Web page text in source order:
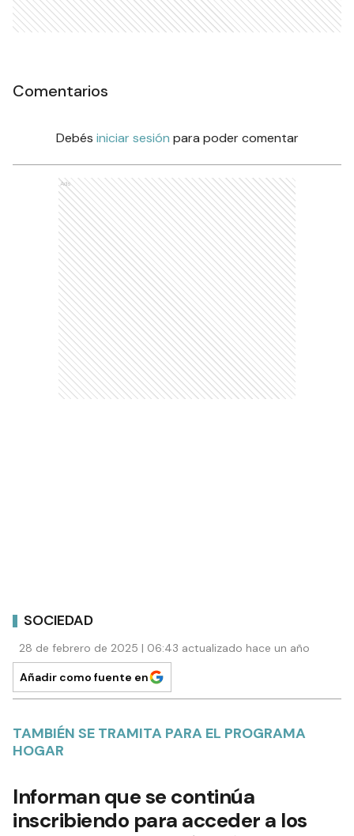
Comentarios
Debés iniciar sesión para poder comentar
Ads
SOCIEDAD
28 de febrero de 2025 | 06:43 actualizado hace un año
Añadir como fuente en
TAMBIÉN SE TRAMITA PARA EL PROGRAMA
HOGAR
Informan que se continúa
inscribiendo para acceder a los